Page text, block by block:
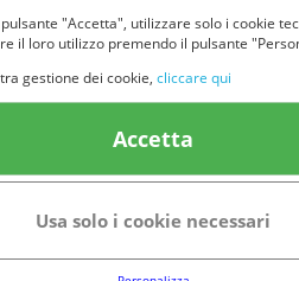
FAQs
Regolamento del Servizio
"Accetta", utilizzare solo i cookie
il loro utilizzo premendo il pulsante
gestione dei cookie, cliccare qui
Accetta
Usa solo i cookie necessari